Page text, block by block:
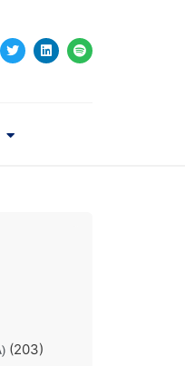
(203)